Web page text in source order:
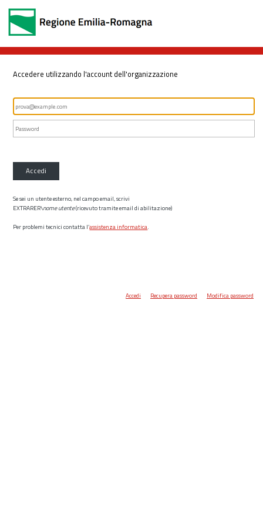
Accedere utilizzando l'account dell'organizzazione
Accedi
Se sei un utente esterno, nel campo email, scrivi
EXTRARER\nome utente(ricevuto tramite email di abilitazione)
Per problemi tecnici contatta l’assistenza informatica.
Accedi Recupera password Modifica password